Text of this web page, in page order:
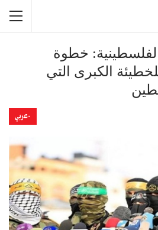
خطوة
الكبرى التي
-عربي